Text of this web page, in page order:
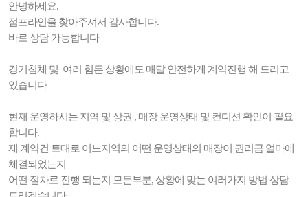
안녕하세요.
점포라인을 찾아주셔서 감사합니다.
바로 상담 가능합니다
경기침체 및 여러 힘든 상황에도 매달 안전하게 계약진행 해 드리고
있습니다
현재 운영하시는 지역 및 상권 , 매장 운영상태 및 컨디션 확인이 필요
합니다.
제 계약건 토대로 어느지역의 어떤 운영상태의 매장이 권리금 얼마에
체결되었는지
어떤 절차로 진행 되는지 모든부분, 상황에 맞는 여러가지 방법 상담